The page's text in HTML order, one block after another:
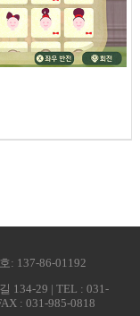
: 137-86-01192
134-29 | TEL : 031-
: 031-985-0818